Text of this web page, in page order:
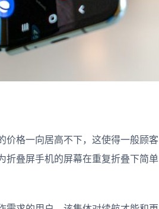
价格一向居高不下，这使得一般顾客
折叠屏手机的屏幕在重复折叠下简单